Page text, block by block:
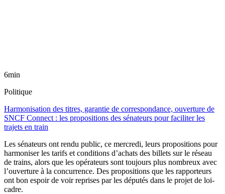
6min
Politique
Harmonisation des titres, garantie de correspondance, ouverture de
SNCF Connect : les propositions des sénateurs pour faciliter les
trajets en train
Les sénateurs ont rendu public, ce mercredi, leurs propositions pour
harmoniser les tarifs et conditions d’achats des billets sur le réseau
de trains, alors que les opérateurs sont toujours plus nombreux avec
l’ouverture à la concurrence. Des propositions que les rapporteurs
ont bon espoir de voir reprises par les députés dans le projet de loi-
cadre.